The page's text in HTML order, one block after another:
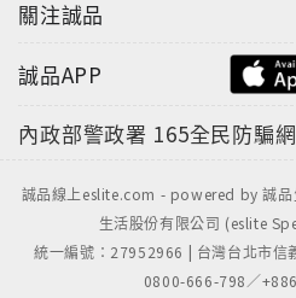
關注誠品
誠品APP
內政部警政署 165全民防騙網
誠品線上eslite.com - powered by 誠
生活股份有限公司 (eslite
統一編號：27952966 | 台灣台北市信
0800-666-798／